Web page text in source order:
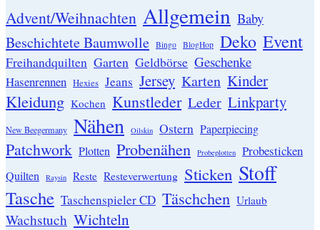
Advent/Weihnachten Allgemein Baby
Beschichtete Baumwolle Bingo BlogHop Deko Event
Freihandquilten Garten Geldbörse Geschenke
Hasenrennen Hexies Jeans Jersey Karten Kinder
Kleidung Kochen Kunstleder Leder Linkparty
New Beegermany Nähen Oilskin Ostern Paperpiecing
Patchwork Plotten Probenähen Probeplotten Probesticken
Quilten Raysin Reste Resteverwertung Sticken Stoff
Tasche Taschenspieler CD Täschchen Urlaub
Wachstuch Wichteln